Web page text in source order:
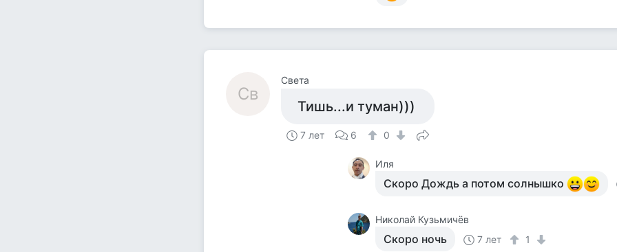
Св
Света
Тишь...и туман)))
7 лет 6 0
Иля
Скоро Дождь а потом солнышко
Николай Кузьмичёв
Скоро ночь 7 лет 1